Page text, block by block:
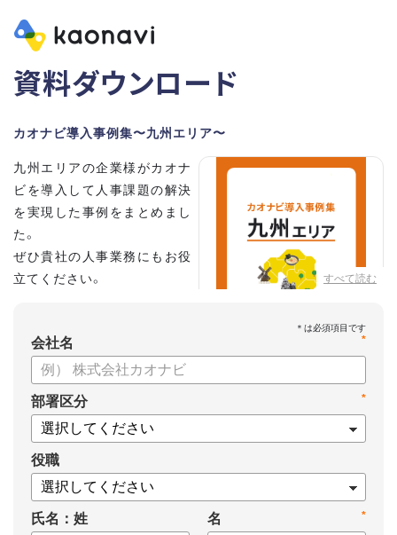
資料ダウンロード
カオナビ導入事例集〜九州エリア〜
すべて読む
九州エリアの企業様がカオナ
ビを導入して人事課題の解決
を実現した事例をまとめまし
た。
ぜひ貴社の人事業務にもお役
立てください。
*
会社名
*
部署区分
役職
氏名：姓 *
名